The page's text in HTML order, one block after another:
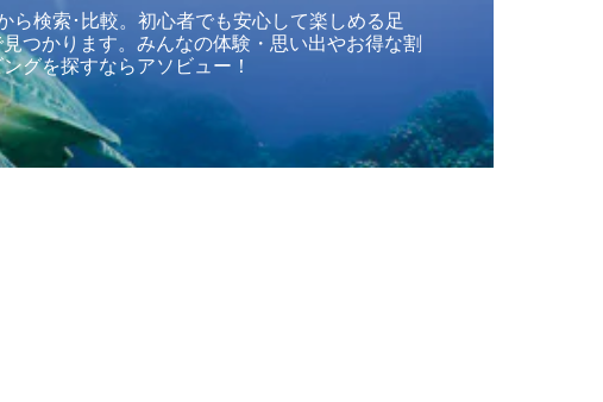
検索･比較。初心者でも安心して楽しめる足
つかります。みんなの体験・思い出やお得な割
グを探すならアソビュー！